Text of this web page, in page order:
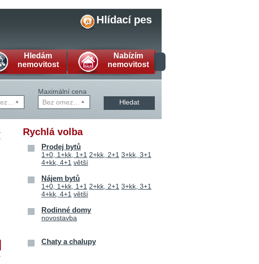
Hledám
nemovitost
Nabízím
nemovitost
Hlídací pes
Maximální cena
Hledat
Rychlá volba
Prodej bytů
1+0, 1+kk, 1+1 2+kk, 2+1 3+kk, 3+1
4+kk, 4+1 větší
Nájem bytů
1+0, 1+kk, 1+1 2+kk, 2+1 3+kk, 3+1
4+kk, 4+1 větší
Rodinné domy
novostavba
Chaty a chalupy